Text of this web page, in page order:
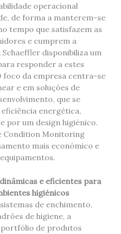
operacional
de forma a manterem-se
tempo que satisfazem as
e cumprem a
disponibiliza um
responder a estes
foco da empresa centra-se
e em soluções de
que se
energética,
por um design higiénico.
Condition Monitoring
mais económico e
e eficientes para
higiénicos
de enchimento,
de higiene, a
de produtos